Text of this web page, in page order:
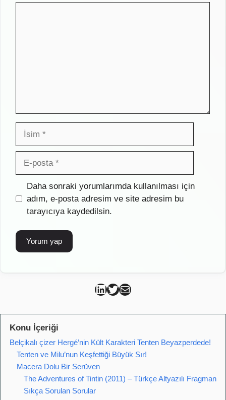
İsim
posta
İnternet
sitesi
Daha sonraki yorumlarımda kullanılması için
adım, e-posta adresim ve site adresim bu
tarayıcıya kaydedilsin.
Can Kütahya Linkedin
Can Kütahya Twitter
Can Kütahya Mail
Konu İçeriği
Belçikalı çizer Hergé’nin Kült Karakteri Tenten Beyazperdede!
Tenten ve Milu’nun Keşfettiği Büyük Sır!
Macera Dolu Bir Serüven
The Adventures of Tintin (2011) – Türkçe Altyazılı Fragman
Sıkça Sorulan Sorular